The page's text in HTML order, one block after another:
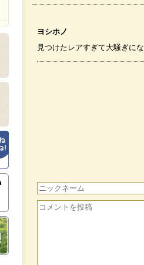
ヨシホノ
見つけたレアすぎて大騒ぎに